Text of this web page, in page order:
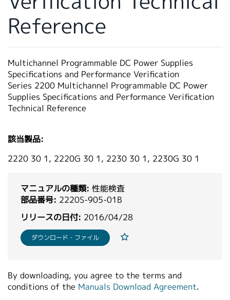
繁體中文
Reference
Multichannel Programmable DC Power Supplies
Specifications and Performance Verification
Series 2200 Multichannel Programmable DC Power
Supplies Specifications and Performance Verification
Technical Reference
該当製品:
2220 30 1, 2220G 30 1, 2230 30 1, 2230G 30 1
マニュアルの種類: 性能検査
部品番号: 2220S-905-01B
リリースの日付: 2016/04/28
ダウンロード・ファイル
By downloading, you agree to the terms and
conditions of the Manuals Download Agreement.